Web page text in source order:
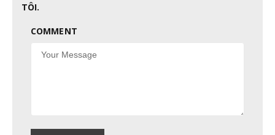
TÔI.
COMMENT